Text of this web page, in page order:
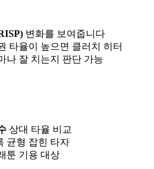
변화를 보여줍니다
타율이 높으면 클러치 히터
나 잘 치는지 판단 가능
상대 타율 비교
균형 잡힌 타자
툰 기용 대상